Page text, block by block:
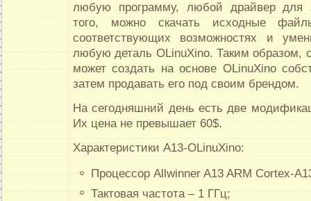
любую программу, любой драйвер для
того, можно скачать исходные
соответствующих возможностях и
любую деталь OLinuXino. Таким образом,
может создать на основе OLinuXino
затем продавать его под своим брендом.
На сегодняшний день есть две
Их цена не превышает 60$.
Характеристики A13-OLinuXino:
Процессор Allwinner A13 ARM Cortex-
Тактовая частота – 1 ГГц;